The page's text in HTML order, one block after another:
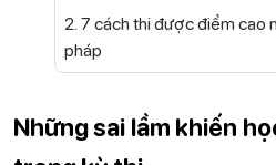
2. 7 cách thi được điểm cao
pháp
Những sai lầm khiến